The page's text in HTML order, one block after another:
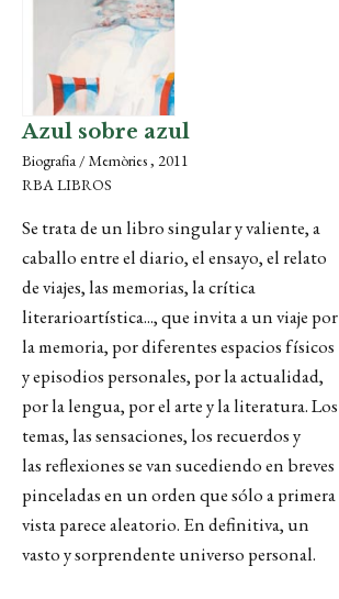
Azul sobre azul
Biografia / Memòries , 2011
RBA LIBROS
Se trata de un libro singular y valiente, a
caballo entre el diario, el ensayo, el relato
de viajes, las memorias, la crítica
literarioartística..., que invita a un viaje por
la memoria, por diferentes espacios físicos
y episodios personales, por la actualidad,
por la lengua, por el arte y la literatura. Los
temas, las sensaciones, los recuerdos y
las reflexiones se van sucediendo en breves
pinceladas en un orden que sólo a primera
vista parece aleatorio. En definitiva, un
vasto y sorprendente universo personal.